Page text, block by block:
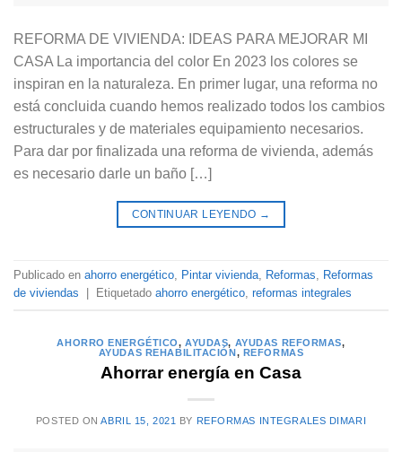
REFORMA DE VIVIENDA: IDEAS PARA MEJORAR MI
CASA La importancia del color En 2023 los colores se
inspiran en la naturaleza. En primer lugar, una reforma no
está concluida cuando hemos realizado todos los cambios
estructurales y de materiales equipamiento necesarios.
Para dar por finalizada una reforma de vivienda, además
es necesario darle un baño […]
CONTINUAR LEYENDO →
Publicado en ahorro energético Pintar vivienda Reformas
Reformas
de viviendas
Etiquetado ahorro energético reformas integrales
AHORRO ENERGÉTICO,AYUDAS, AYUDAS REFORMAS,
AYUDAS REHABILITACIÓN, REFORMAS
Ahorrar energía en Casa
POSTED ONABRIL 15, 2021 BY REFORMAS INTEGRALES DIMARI